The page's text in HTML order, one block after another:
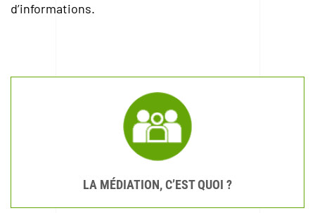
d’informations.
LA MÉDIATION, C’EST QUOI ?